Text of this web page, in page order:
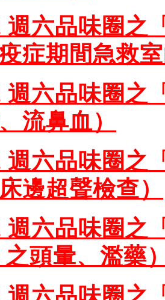
六品味圈之
症期間急救
六品味圈之
流鼻血）
六品味圈之
邊超聲檢查）
六品味圈之
頭暈、濫藥